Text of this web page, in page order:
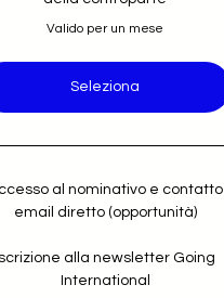
Valido per un mese
Seleziona
al nominativo e contatto
email diretto (opportunità)
alla newsletter Going
International